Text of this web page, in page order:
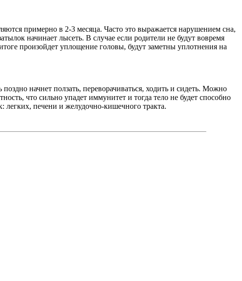
примерно в 2-3 месяца. Часто это выражается нарушением сна,
начинает лысеть. В случае если родители не будут вовремя
произойдет уплощение головы, будут заметны уплотнения на
начнет ползать, переворачиваться, ходить и сидеть. Можно
что сильно упадет иммунитет и тогда тело не будет способно
легких, печени и желудочно-кишечного тракта.